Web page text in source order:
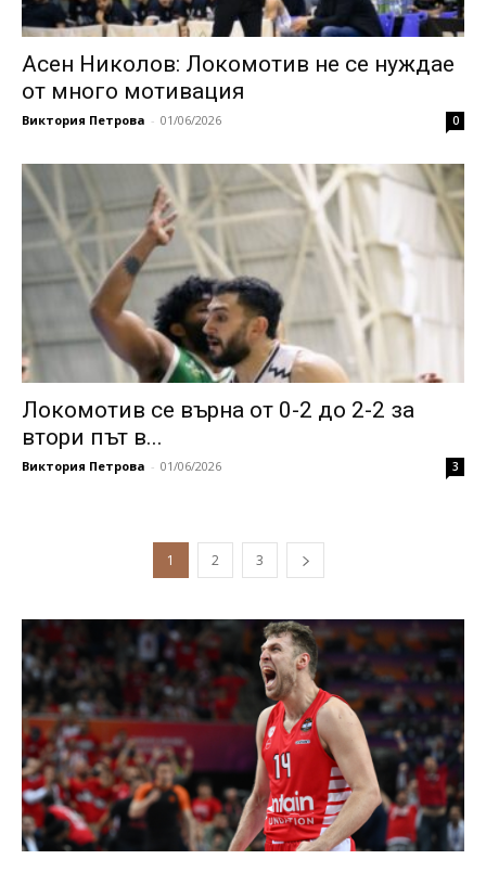
Асен Николов: Локомотив не се нуждае
от много мотивация
Виктория Петрова - 01/06/2026 0
Локомотив се върна от 0-2 до 2-2 за
втори път в...
Виктория Петрова - 01/06/2026 3
1 2 3